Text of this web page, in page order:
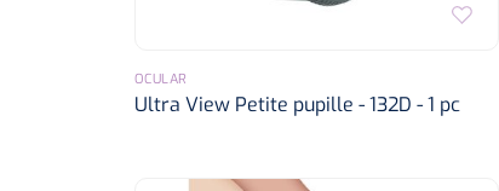
OCULAR
Ultra View Petite pupille - 132D - 1 pc